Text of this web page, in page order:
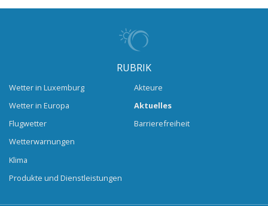
RUBRIK
Wetter in Luxemburg
Wetter in Europa
Flugwetter
Wetterwarnungen
Klima
Produkte und Dienstleistungen
Akteure
Aktuelles
Barrierefreiheit